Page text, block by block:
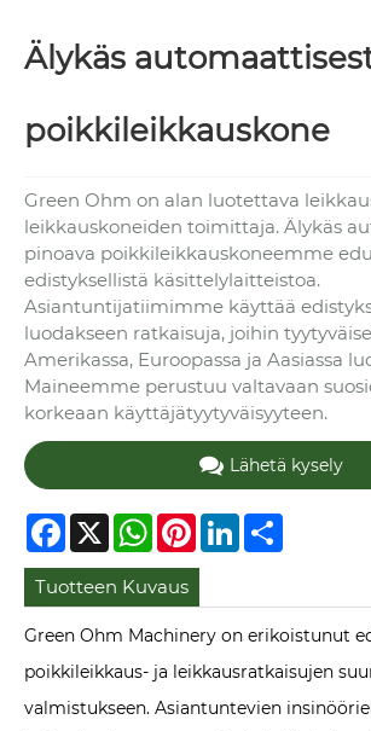
Älykäs
poikkileikkauskone
Green Ohm on alan luotettava
leikkauskoneiden toimittaja. Älykäs
pinoava poikkileikkauskoneemme
edistyksellistä käsittelylaitteistoa.
Asiantuntijatiimimme käyttää
luodakseen ratkaisuja, joihin
Amerikassa, Euroopassa ja Aasiassa
Maineemme perustuu valtavaan
korkeaan käyttäjätyytyväisyyteen.
Lähetä kysely
Facebook
X WhatsApp
PinterestLinkedIn
Tuotteen Kuvaus
Green Ohm Machinery on erikoistunut
poikkileikkaus- ja leikkausratkaisujen
valmistukseen. Asiantuntevien